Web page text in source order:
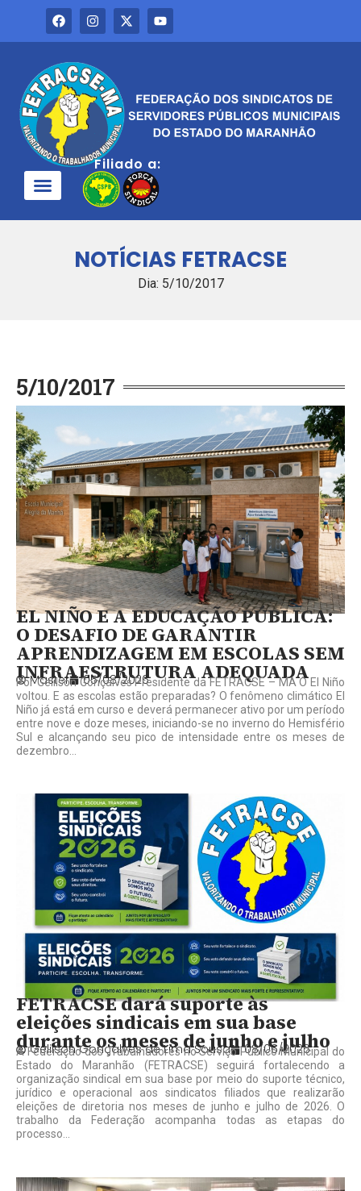
Filiado a:
NOTÍCIAS FETRACSE
Dia: 5/10/2017
5/10/2017
EL NIÑO E A EDUCAÇÃO PÚBLICA:
O DESAFIO DE GARANTIR
APRENDIZAGEM EM ESCOLAS SEM
INFRAESTRUTURA ADEQUADA
Master 05/08/2026
Por Gelilson Gonçalves Presidente da FETRACSE – MA O El Niño
voltou. E as escolas estão preparadas? O fenômeno climático El
Niño já está em curso e deverá permanecer ativo por um período
entre nove e doze meses, iniciando-se no inverno do Hemisfério
Sul e alcançando seu pico de intensidade entre os meses de
dezembro...
FETRACSE dará suporte às
eleições sindicais em sua base
durante os meses de junho e julho
Gelilson Gonçalves de Lima Sousa 08/06/2026
A Federação dos Trabalhadores no Serviço Público Municipal do
Estado do Maranhão (FETRACSE) seguirá fortalecendo a
organização sindical em sua base por meio do suporte técnico,
jurídico e operacional aos sindicatos filiados que realizarão
eleições de diretoria nos meses de junho e julho de 2026. O
trabalho da Federação acompanha todas as etapas do
processo...